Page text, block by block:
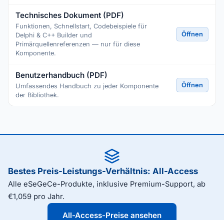
Technisches Dokument (PDF)
Funktionen, Schnellstart, Codebeispiele für
Delphi & C++ Builder und
Primärquellenreferenzen — nur für diese
Komponente.
Öffnen
Benutzerhandbuch (PDF)
Umfassendes Handbuch zu jeder Komponente
der Bibliothek.
Öffnen
Bestes Preis-Leistungs-Verhältnis: All-Access
Alle eSeGeCe-Produkte, inklusive Premium-Support, ab
€1,059 pro Jahr.
All-Access-Preise ansehen